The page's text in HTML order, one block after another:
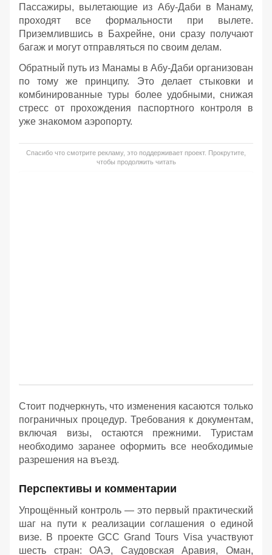
Пассажиры, вылетающие из Абу-Даби в Манаму,
проходят все формальности при вылете.
Приземлившись в Бахрейне, они сразу получают
багаж и могут отправляться по своим делам.
Обратный путь из Манамы в Абу-Даби организован
по тому же принципу. Это делает стыковки и
комбинированные туры более удобными, снижая
стресс от прохождения паспортного контроля в
уже знакомом аэропорту.
Спасибо что смотрите рекламу, это поддерживает проект. Прокрутите,
чтобы продолжить читать
Стоит подчеркнуть, что изменения касаются только
пограничных процедур. Требования к документам,
включая визы, остаются прежними. Туристам
необходимо заранее оформить все необходимые
разрешения на въезд.
Перспективы и комментарии
Упрощённый контроль — это первый практический
шаг на пути к реализации соглашения о единой
визе. В проекте GCC Grand Tours Visa участвуют
шесть стран: ОАЭ, Саудовская Аравия, Оман,